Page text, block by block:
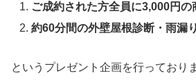
ご成約された方全員に3,000円の
約60分間の外壁屋根診断・雨漏
というプレゼント企画を行っており